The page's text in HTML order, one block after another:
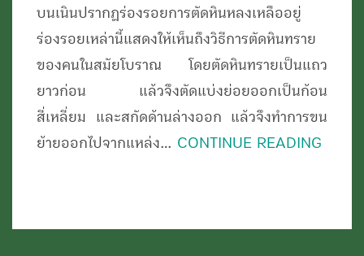
บนเนินปรากฏร่องรอยการตัดหินหลงเหลืออยู่
ร่องรอยเหล่านี้แสดงให้เห็นถึงวิธีการตัดหินทราย
ของคนในสมัยโบราณ โดยตัดหินทรายเป็นแถว
ยาวก่อน แล้วจึงตัดแบ่งย่อยออกเป็นก้อน
สี่เหลี่ยม และสกัดด้านล่างออก แล้วจึงทำการขน
ย้ายออกไปจากแหล่ง… CONTINUE READING